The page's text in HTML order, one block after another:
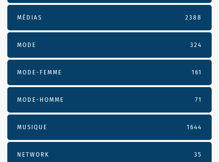
MÉDIAS 2388
MODE 324
MODE-FEMME 161
MODE-HOMME 71
MUSIQUE 1644
NETWORK 35